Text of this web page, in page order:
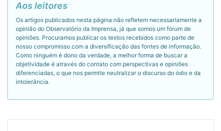
Aos leitores
Os artigos publicados nesta página não refletem necessariamente a
opinião do Observatório da Imprensa, já que somos um fórum de
opiniões. Procuramos publicar os textos recebidos como parte de
nosso compromisso com a diversificação das fontes de informação.
Como ninguém é dono da verdade, a melhor forma de buscar a
objetividade é através do contato com perspectivas e opiniões
diferenciadas, o que nos permite neutralizar o discurso do ódio e da
intolerância.